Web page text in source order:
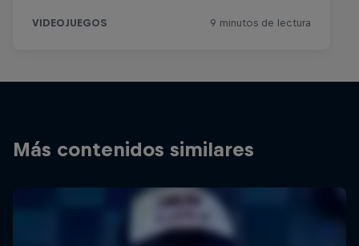
Más contenidos similares